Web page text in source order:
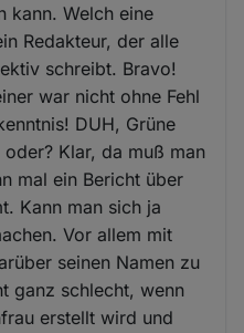
kann. Welch eine
Redakteur, der alle
schreibt. Bravo!
war nicht ohne Fehl
DUH, Grüne
Klar, da muß man
mal ein Bericht über
Kann man sich ja
Vor allem mit
seinen Namen zu
ganz schlecht, wenn
erstellt wird und